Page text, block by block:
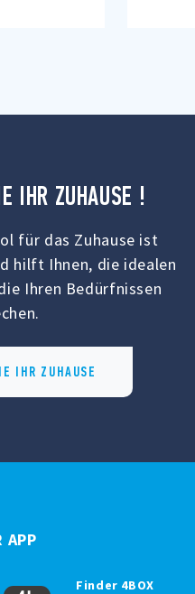
IHR ZUHAUSE !
für das Zuhause ist
hilft Ihnen, die idealen
Ihren Bedürfnissen
IHR ZUHAUSE
APP
Finder 4BOX